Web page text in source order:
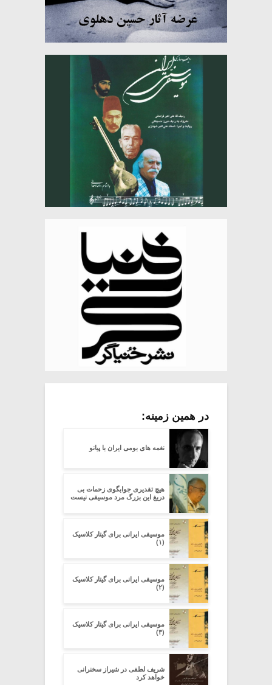
در همین زمینه:
نغمه های بومی ایران با پیانو
هیچ تقدیری جوابگوی زحمات بی
دریغ این بزرگ مرد موسیقی نیست
موسیقی ایرانی برای گیتار کلاسیک
(۱)
موسیقی ایرانی برای گیتار کلاسیک
(۲)
موسیقی ایرانی برای گیتار کلاسیک
(۳)
شریف لطفی در شیراز سخنرانی
خواهد کرد